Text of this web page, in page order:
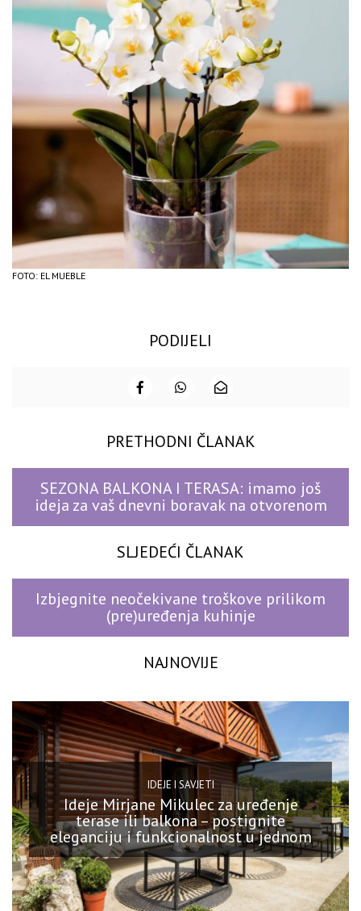
FOTO: EL MUEBLE
PODIJELI
PRETHODNI ČLANAK
SEZONA BALKONA I TERASA: imamo još
ideja za vaš dnevni boravak na otvorenom
SLJEDEĆI ČLANAK
Izbjegnite neočekivane troškove prilikom
(pre)uređenja kuhinje
NAJNOVIJE
IDEJE I SAVJETI
Ideje Mirjane Mikulec za uređenje
terase ili balkona – postignite
eleganciju i funkcionalnost u jednom